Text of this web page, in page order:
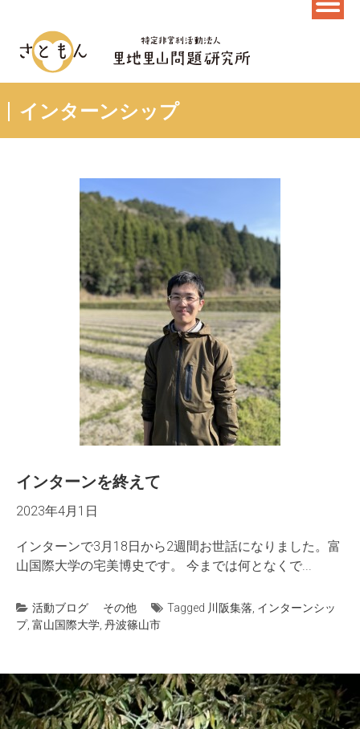
インターンシップ
インターンを終えて
2023年4月1日
インターンで3月18日から2週間お世話になりました。富
山国際大学の宅美博史です。 今までは何となくで...
活動ブログ その他 Tagged 川阪集落 インターンシッ
プ, 富山国際大学 丹波篠山市